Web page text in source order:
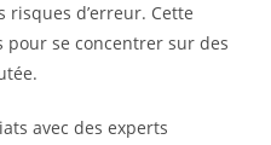
d’erreur. Cette
se concentrer sur des
avec des experts